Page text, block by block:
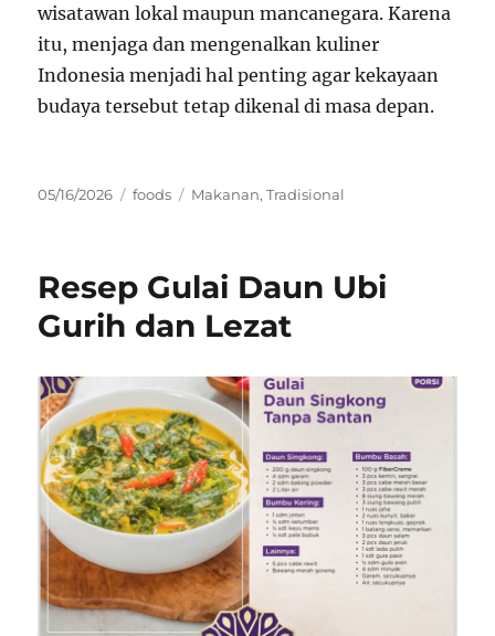
wisatawan lokal maupun mancanegara. Karena
itu, menjaga dan mengenalkan kuliner
Indonesia menjadi hal penting agar kekayaan
budaya tersebut tetap dikenal di masa depan.
Posted
05/16/2026 Categories
foods Tags
Makanan,Tradisional
Resep Gulai Daun Ubi
Gurih dan Lezat